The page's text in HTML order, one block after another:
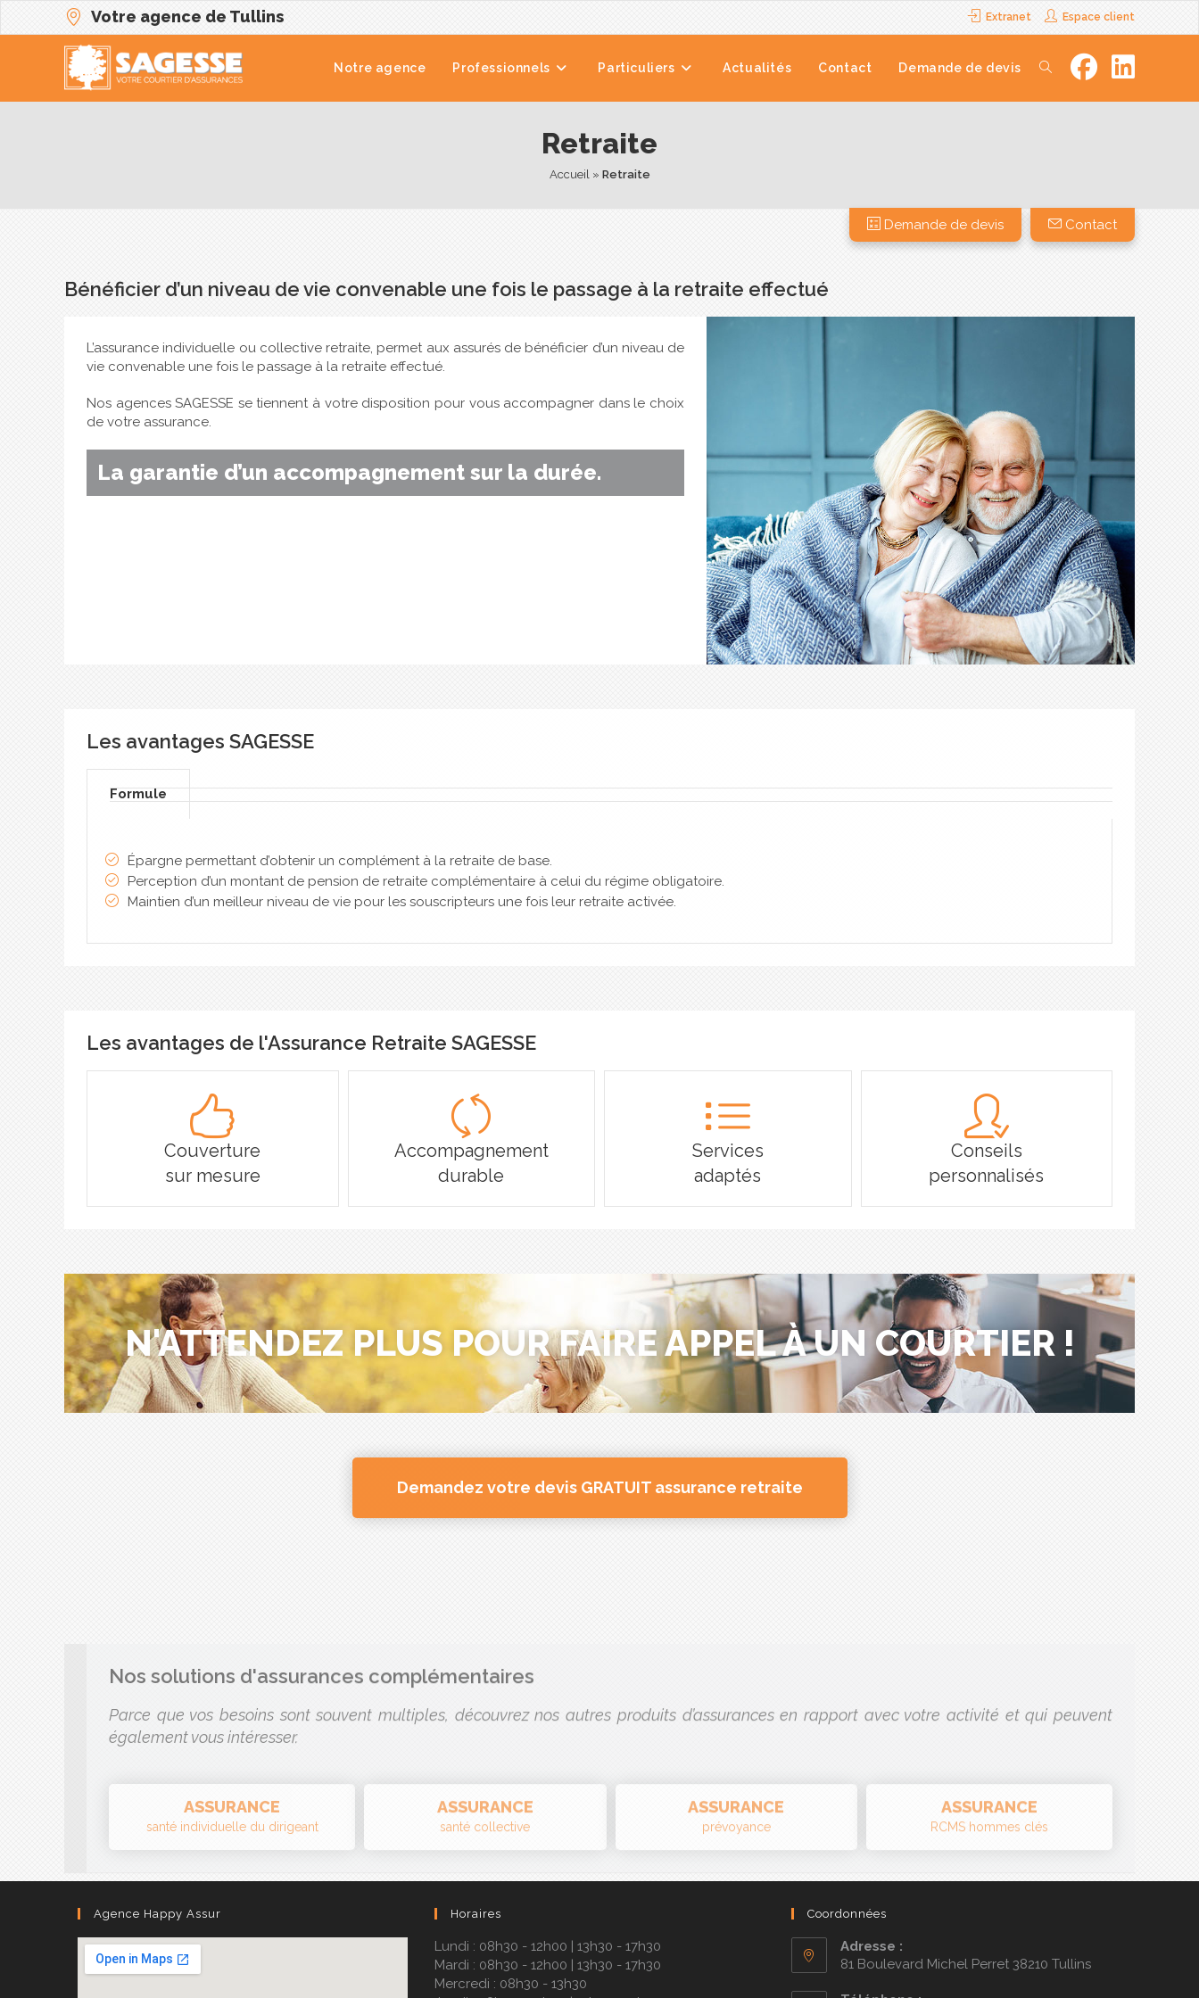
Extranet Espace client
Votre agence de Tullins
Notre agence Professionnels Particuliers Actualités Contact Demande de devis
Retraite
Accueil » Retraite
Demande de devis Contact
Bénéficier d’un niveau de vie convenable une fois le passage à la retraite effectué
L’assurance individuelle ou collective retraite, permet aux assurés de bénéficier d’un niveau de
vie convenable une fois le passage à la retraite effectué.
Nos agences SAGESSE se tiennent à votre disposition pour vous accompagner dans le choix
de votre assurance.
La garantie d’un accompagnement sur la durée.
Les avantages SAGESSE
Formule
Épargne permettant d’obtenir un complément à la retraite de base.
Perception d’un montant de pension de retraite complémentaire à celui du régime obligatoire.
Maintien d’un meilleur niveau de vie pour les souscripteurs une fois leur retraite activée.
Les avantages de l'Assurance Retraite SAGESSE
Couverture
sur mesure
Accompagnement
durable
Services
adaptés
Conseils
personnalisés
N'ATTENDEZ PLUS POUR FAIRE APPEL À UN COURTIER !
Demandez votre devis GRATUIT assurance retraite
également vous intéresser.
ASSURANCE
Agence Happy Assur Horaires
Lundi : 08h30 - 12h00 | 13h30 - 17h30
Mardi : 08h30 - 12h00 | 13h30 - 17h30
Mercredi : 08h30 - 13h30
Coordonnées
Adresse :
81 Boulevard Michel Perret 38210 Tullins